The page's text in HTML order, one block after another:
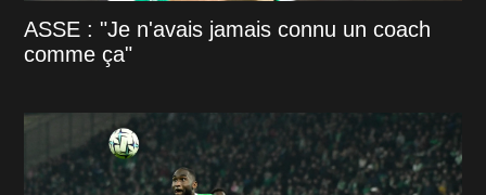
ASSE : "Je n'avais jamais connu un coach
comme ça"